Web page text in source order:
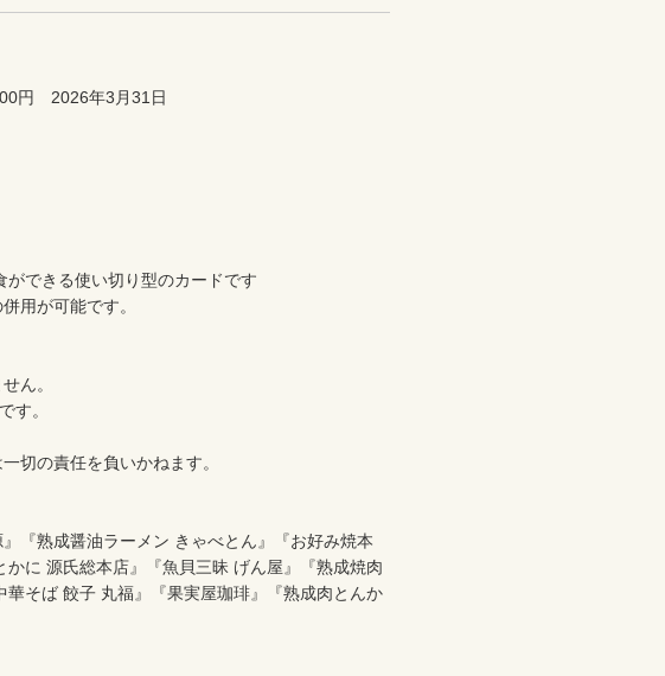
円　2026年3月31日
ができる使い切り型のカードです
用が可能です。
ん。
す。
切の責任を負いかねます。
『熟成醤油ラーメン きゃべとん』『お好み焼本
に 源氏総本店』『魚貝三昧 げん屋』『熟成焼肉
そば 餃子 丸福』『果実屋珈琲』『熟成肉とんか